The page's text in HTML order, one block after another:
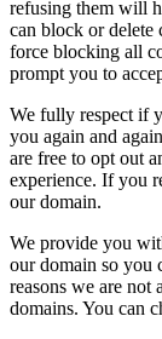
refusing them will
can block or delete
force blocking all
prompt you to
We fully respect if
you again and
are free to opt out
experience. If you
our domain.
We provide you
our domain so you
reasons we are
domains. You can